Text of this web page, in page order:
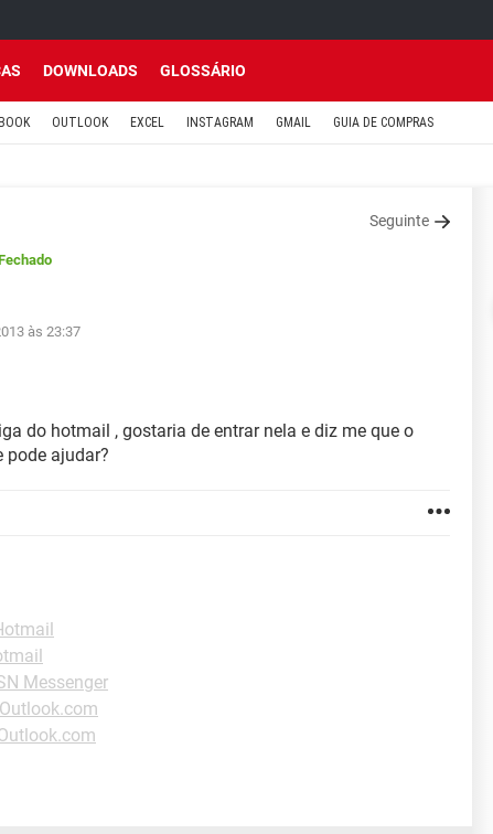
DOWNLOADS GLOSSÁRIO
OUTLOOK EXCEL INSTAGRAM GMAIL GUIA DE COMPRAS
Seguinte
às 23:37
do hotmail , gostaria de entrar nela e diz me que o
pode ajudar?
Messenger